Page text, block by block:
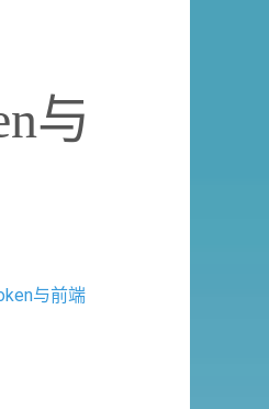
与
与前端